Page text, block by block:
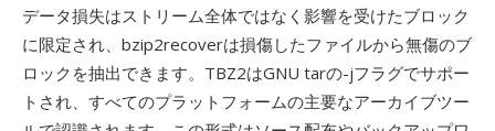
データ損失はストリーム全体ではなく影響を受けたブロック
に限定され、bzip2recoverは損傷したファイルから無傷のブ
ロックを抽出できます。TBZ2はGNU tarの-jフラグでサポー
トされ、すべてのプラットフォームの主要なアーカイブツー